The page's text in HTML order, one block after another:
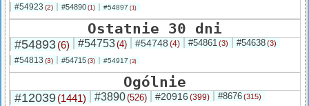
#54923 (2) #54890 (1) #54897 (1)
Ostatnie 30 dni
#54893(6) #54753(4) #54748 (4) #54861(3) #54638(3)
#54813 (3) #54715 (3) #54917 (3)
Ogólnie
#12039(1441) #3890(526) #20916 (399) #8676(315)